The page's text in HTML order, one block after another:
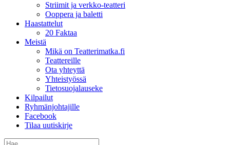
Striimit ja verkko-teatteri
Ooppera ja baletti
Haastattelut
20 Faktaa
Meistä
Mikä on Teatterimatka.fi
Teattereille
Ota yhteyttä
Yhteistyössä
Tietosuojalauseke
Kilpailut
Ryhmänjohtajille
Facebook
Tilaa uutiskirje
Etsi